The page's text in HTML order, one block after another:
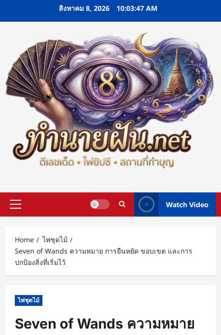
สิงหาคม 8, 2026 10:03:48 AM
Primary
Watch Video
Home
ไพ่ชุดไม้
Seven of Wands ความหมาย การยืนหยัด ขอบเขต และการ
ปกป้องสิ่งที่เริ่มไว้
ไพ่ชุดไม้
Seven of Wands ความหมาย